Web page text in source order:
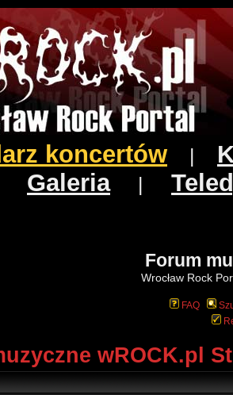
koncertów
Galeria|
Forum
Wrocław Rock
FAQ
wROCK.pl